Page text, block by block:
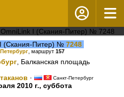
(Скания-Питер) № 7248
, маршрут 157
, Балканская площадь
· Санкт-Петербург
2010 г., суббота